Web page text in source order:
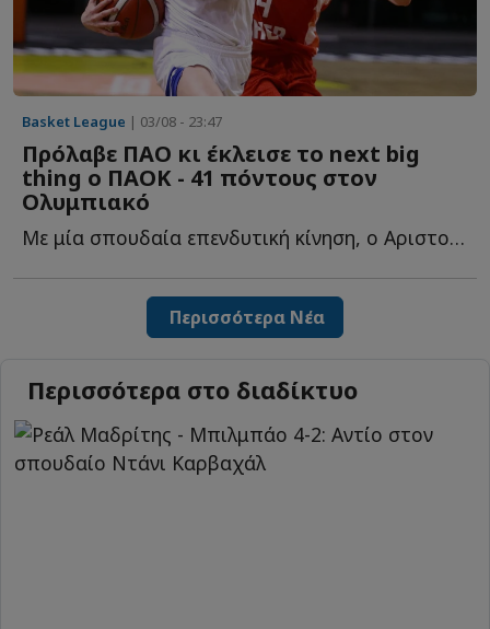
Basket League | 03/08 - 23:47
Πρόλαβε ΠΑΟ κι έκλεισε το next big
thing ο ΠΑΟΚ - 41 πόντους στον
Ολυμπιακό
Με μία σπουδαία επενδυτική κίνηση, ο Αριστοτέλης Μυστακίδης κ...
Περισσότερα Νέα
Περισσότερα στο διαδίκτυο